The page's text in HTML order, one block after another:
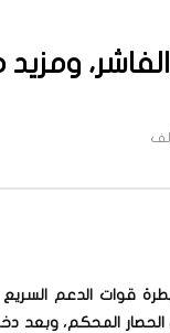
قوات الدعم
الإقليم بعد 16 شهراً من